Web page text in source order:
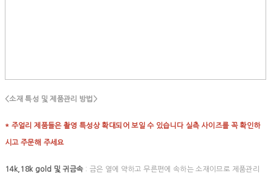
<소재 특성 및 제품관리 방법>
* 주얼리 제품들은 촬영 특성상 확대되어 보일 수 있습니다 실측 사이즈를 꼭 확인하
시고 주문해 주세요
14k,18k gold 및 귀금속: 금은 열에 약하고 무른편에 속하는 소재이므로 제품관리